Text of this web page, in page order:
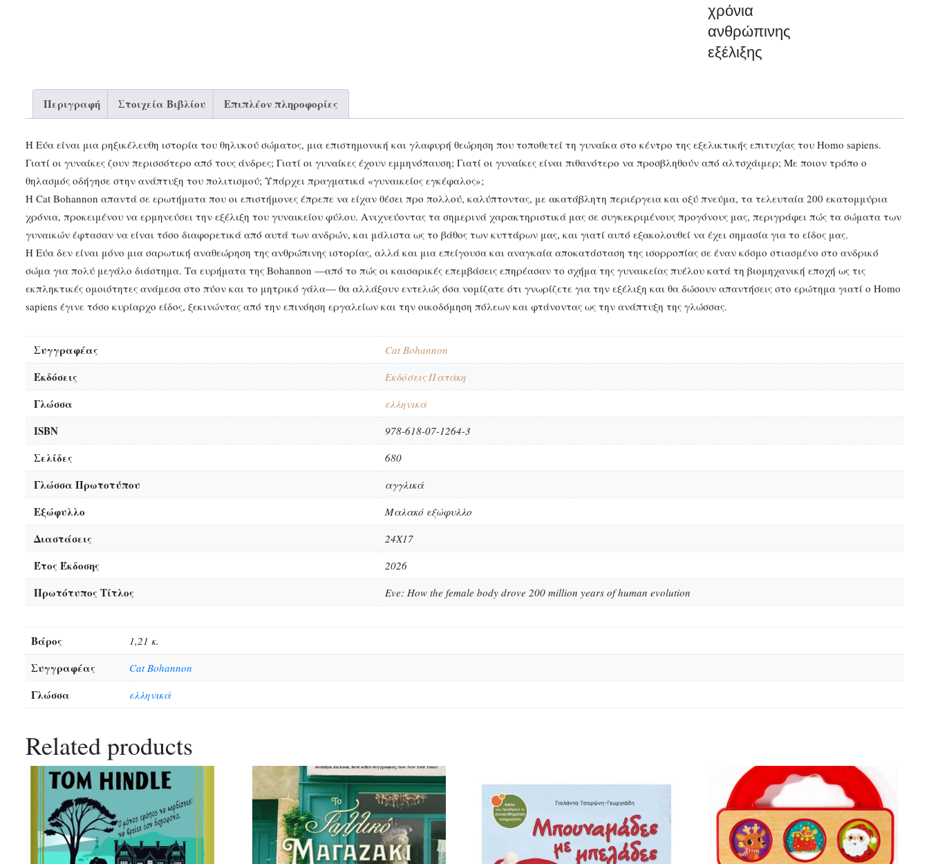
χρόνια
ανθρώπινης
εξέλιξης
Περιγραφή Στοιχεία Βιβλίου Επιπλέον πληροφορίες
H Εύα είναι μια ρηξικέλευθη ιστορία του θηλυκού σώματος, μια επιστημονική και γλαφυρή θεώρηση που τοποθετεί τη γυναίκα στο κέντρο της εξελικτικής επιτυχίας του Homo sapiens.
Γιατί οι γυναίκες ζουν περισσότερο από τους άνδρες; Γιατί οι γυναίκες έχουν εμμηνόπαυση; Γιατί οι γυναίκες είναι πιθανότερο να προσβληθούν από αλτσχάιμερ; Με ποιον τρόπο ο
θηλασμός οδήγησε στην ανάπτυξη του πολιτισμού; Υπάρχει πραγματικά «γυναικείος εγκέφαλος»;
H Cat Bohannon απαντά σε ερωτήματα που οι επιστήμονες έπρεπε να είχαν θέσει προ πολλού, καλύπτοντας, με ακατάβλητη περιέργεια και οξύ πνεύμα, τα τελευταία 200 εκατομμύρια
χρόνια, προκειμένου να ερμηνεύσει την εξέλιξη του γυναικείου φύλου. Ανιχνεύοντας τα σημερινά χαρακτηριστικά μας σε συγκεκριμένους προγόνους μας, περιγράφει πώς τα σώματα των
γυναικών έφτασαν να είναι τόσο διαφορετικά από αυτά των ανδρών, και μάλιστα ως το βάθος των κυττάρων μας, και γιατί αυτό εξακολουθεί να έχει σημασία για το είδος μας.
Η Εύα δεν είναι μόνο μια σαρωτική αναθεώρηση της ανθρώπινης ιστορίας, αλλά και μια επείγουσα και αναγκαία αποκατάσταση της ισορροπίας σε έναν κόσμο στιασμένο στο ανδρικό
σώμα για πολύ μεγάλο διάστημα. Τα ευρήματα της Bohannon —από το πώς οι καισαρικές επεμβάσεις επηρέασαν το σχήμα της γυναικείας πυέλου κατά τη βιομηχανική εποχή ως τις
εκπληκτικές ομοιότητες ανάμεσα στο πύον και το μητρικό γάλα— θα αλλάξουν εντελώς όσα νομίζατε ότι γνωρίζετε για την εξέλιξη και θα δώσουν απαντήσεις στο ερώτημα γιατί ο Homo
sapiens έγινε τόσο κυρίαρχο είδος, ξεκινώντας από την επινόηση εργαλείων και την οικοδόμηση πόλεων και φτάνοντας ως την ανάπτυξη της γλώσσας.
Συγγραφέας Cat Bohannon
Εκδόσεις Εκδόσεις Πατάκη
Γλώσσα ελληνικά
ISBN 978-618-07-1264-3
Σελίδες 680
Γλώσσα Πρωτοτύπου αγγλικά
Εξώφυλλο Μαλακό εξώφυλλο
Διαστάσεις 24Χ17
Έτος Έκδοσης 2026
Πρωτότυπος Τίτλος Eve: How the female body drove 200 million years of human evolution
Βάρος 1,21 κ.
Συγγραφέας Cat Bohannon
Γλώσσα ελληνικά
Related products